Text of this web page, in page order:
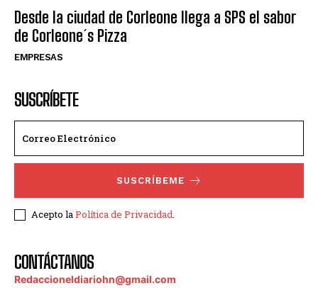
Desde la ciudad de Corleone llega a SPS el sabor
de Corleone´s Pizza
EMPRESAS
SUSCRÍBETE
SUSCRÍBEME
Acepto laPolítica de Privacidad.
CONTÁCTANOS
Redaccioneldiariohn@gmail.com